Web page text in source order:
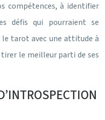
compétences, à identifier
défis qui pourraient se
le tarot avec une attitude à
le meilleur parti de ses